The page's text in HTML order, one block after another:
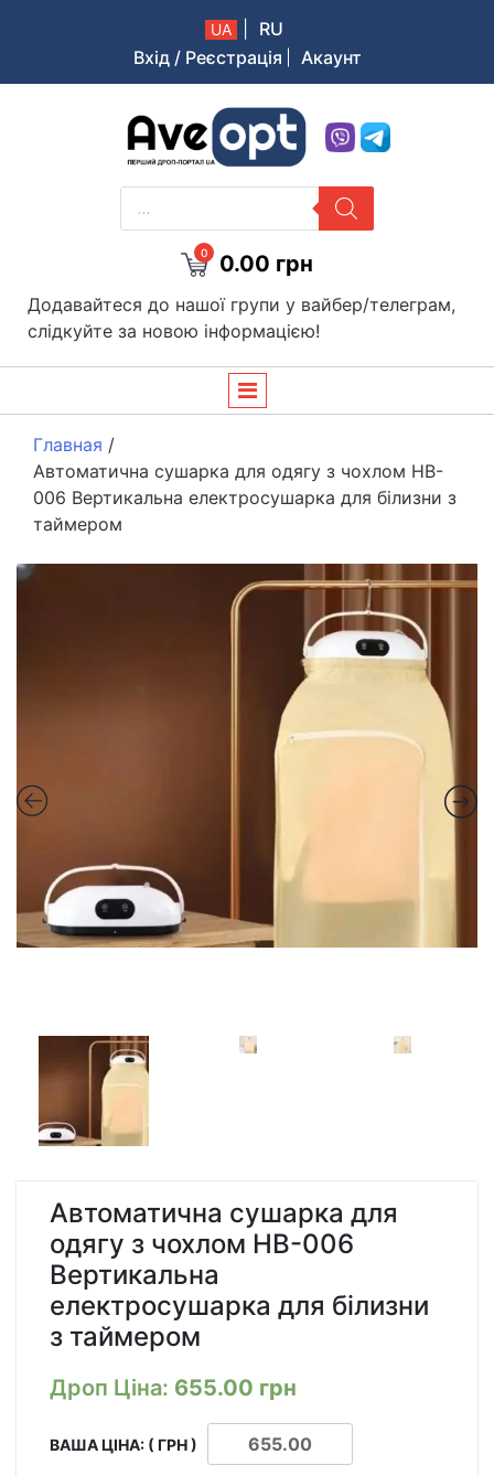
UA
RU
Вхід / Реєстрація
Акаунт
Aveopt – оптова дропшипінг платформа в Україні
PRODUCTS
SEARCH
0 0.00 грн
Додавайтеся до нашої групи у вайбер/телеграм,
слідкуйте за новою інформацією!
Главная /
Автоматична сушарка для одягу з чохлом HB-
006 Вертикальна електросушарка для білизни з
таймером
Автоматична сушарка для
одягу з чохлом HB-006
Вертикальна
електросушарка для білизни
з таймером
Дроп Ціна: 655.00 грн
ВАША ЦІНА: ( ГРН )